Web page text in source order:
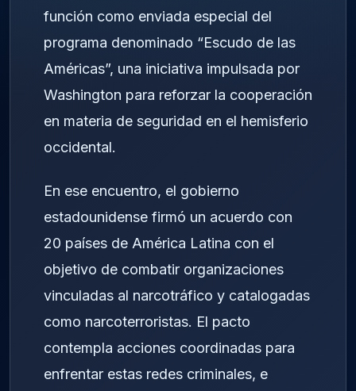
función como enviada especial del
programa denominado “Escudo de las
Américas”, una iniciativa impulsada por
Washington para reforzar la cooperación
en materia de seguridad en el hemisferio
occidental.
En ese encuentro, el gobierno
estadounidense firmó un acuerdo con
20 países de América Latina con el
objetivo de combatir organizaciones
vinculadas al narcotráfico y catalogadas
como narcoterroristas. El pacto
contempla acciones coordinadas para
enfrentar estas redes criminales, e